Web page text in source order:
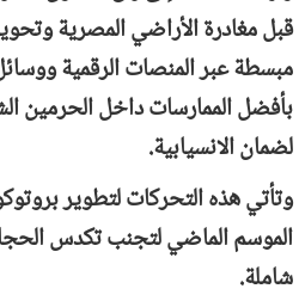
قبل مغادرة الأراضي المصرية
مبسطة عبر المنصات الرقمية
بأفضل الممارسات داخل الحرمين
لضمان الانسيابية.
وتأتي هذه التحركات لتطوير
الموسم الماضي لتجنب تكدس
شاملة.